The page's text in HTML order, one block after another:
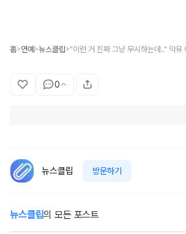
홈>연예 >뉴스클립>
0
뉴스클립 방문하기
뉴스클립의 모든 포스트